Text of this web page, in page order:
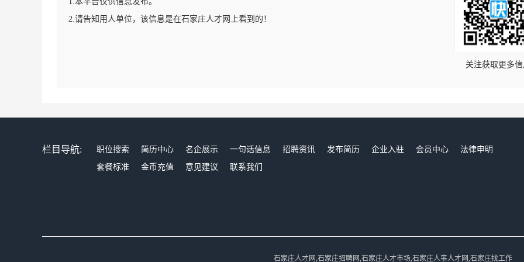
2.请告知用人单位，该信息是在石家庄人才网上看到的！
关注获取更多
栏目导航: 职位搜索 简历中心 名企展示 一句话信息 招聘资讯 发布简历 企业入驻 会员中心
法律申明
套餐标准
金币充值 意见建议 联系我们
石家庄人才网,石家庄招聘网,石家庄人才市场,石家庄人事人才网,石家庄找工作